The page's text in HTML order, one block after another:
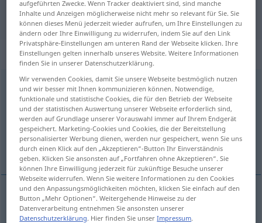
"enrapture" Deutsch Übersetzung
„enrapture“: transitive verb
enrapture [-ʧə(r)]v/t
Übersicht aller Übersetzungen
(Für mehr Details die Übersetzung anklicken/antippen)
hinreißen, entzücken
hinreißen,entzücken enrapture
aufgeführten Zwecke. Wenn Tracker deaktiviert sind, sind manche
Inhalte und Anzeigen möglicherweise nicht mehr so relevant für Sie. Sie
können dieses Menü jederzeit wieder aufrufen, um Ihre Einstellungen zu
ändern oder Ihre Einwilligung zu widerrufen, indem Sie auf den Link
Privatsphäre-Einstellungen am unteren Rand der Webseite klicken. Ihre
Einstellungen gelten innerhalb unseres Website. Weitere Informationen
finden Sie in unserer Datenschutzerklärung.
Wir verwenden Cookies, damit Sie unsere Webseite bestmöglich nutzen
und wir besser mit Ihnen kommunizieren können. Notwendige,
funktionale und statistische Cookies, die für den Betrieb der Webseite
und der statistischen Auswertung unserer Webseite erforderlich sind,
werden auf Grundlage unserer Vorauswahl immer auf Ihrem Endgerät
gespeichert. Marketing-Cookies und Cookies, die der Bereitstellung
personalisierter Werbung dienen, werden nur gespeichert, wenn Sie uns
durch einen Klick auf den „Akzeptieren“-Button Ihr Einverständnis
geben. Klicken Sie ansonsten auf „Fortfahren ohne Akzeptieren“. Sie
können Ihre Einwilligung jederzeit für zukünftige Besuche unserer
Webseite widerrufen. Wenn Sie weitere Informationen zu den Cookies
und den Anpassungsmöglichkeiten möchten, klicken Sie einfach auf den
Button „Mehr Optionen“. Weitergehende Hinweise zu der
Datenverarbeitung entnehmen Sie ansonsten unserer
Datenschutzerklärung. Hier finden Sie unserImpressum.